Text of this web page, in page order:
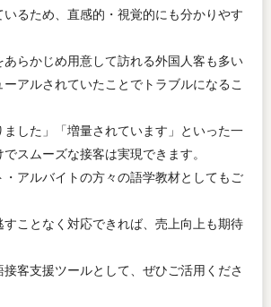
るため、直感的・視覚的にも分かりやす
らかじめ用意して訪れる外国人客も多い
アルされていたことでトラブルになるこ
ました」「増量されています」といった一
スムーズな接客は実現できます。
・アルバイトの方々の語学教材としてもご
ことなく対応できれば、売上向上も期待
客支援ツールとして、ぜひご活用くださ